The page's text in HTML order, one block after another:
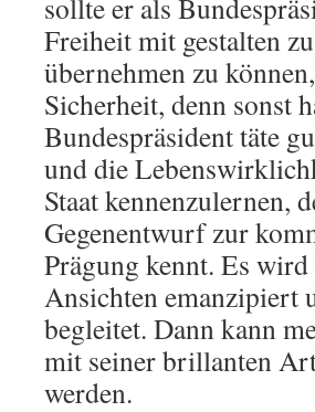
sollte er als
Freiheit mit gestalten
übernehmen zu
Sicherheit, denn sonst
Bundespräsident täte
und die
Staat kennenzulernen,
Gegenentwurf zur
Prägung kennt. Es
Ansichten emanzipiert
begleitet. Dann kann
mit seiner brillanten
werden.